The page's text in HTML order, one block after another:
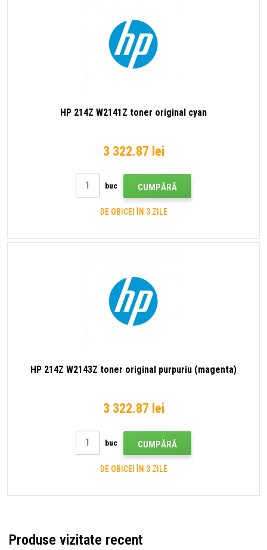
HP 214Z W2141Z toner original cyan
3 322.87 lei
buc CUMPĂRĂ
DE OBICEI ÎN 3 ZILE
HP 214Z W2143Z toner original purpuriu (magenta)
3 322.87 lei
buc CUMPĂRĂ
DE OBICEI ÎN 3 ZILE
Produse vizitate recent